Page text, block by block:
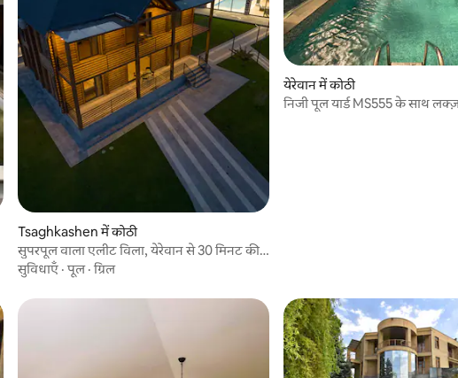
Tsaghkashen में कोठी
सुपरपूल वाला एलीट विला, येरेवान से 30 मिनट की
दूरी पर
सुविधाएँ ·पूल·ग्रिल
येरेवान में कोठी
निजी पूल यार्ड MS555 के साथ